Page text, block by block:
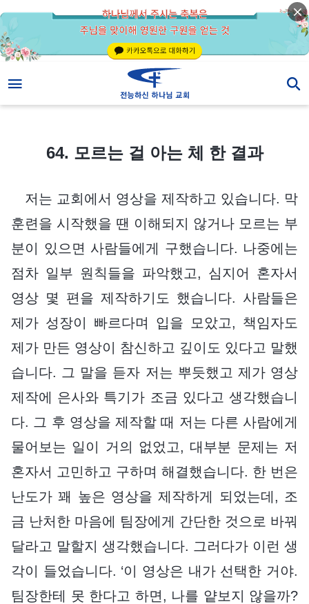
64. 모르는 걸 아는 체 한 결과
64. 모르는 걸 아는 체 한 결과
저는 교회에서 영상을 제작하고 있습니다. 막
훈련을 시작했을 땐 이해되지 않거나 모르는 부
분이 있으면 사람들에게 구했습니다. 나중에는
점차 일부 원칙들을 파악했고, 심지어 혼자서
영상 몇 편을 제작하기도 했습니다. 사람들은
제가 성장이 빠르다며 입을 모았고, 책임자도
제가 만든 영상이 참신하고 깊이도 있다고 말했
습니다. 그 말을 듣자 저는 뿌듯했고 제가 영상
제작에 은사와 특기가 조금 있다고 생각했습니
다. 그 후 영상을 제작할 때 저는 다른 사람에게
물어보는 일이 거의 없었고, 대부분 문제는 저
혼자서 고민하고 구하며 해결했습니다. 한 번은
난도가 꽤 높은 영상을 제작하게 되었는데, 조
금 난처한 마음에 팀장에게 간단한 것으로 바꿔
달라고 말할지 생각했습니다. 그러다가 이런 생
각이 들었습니다. ‘이 영상은 내가 선택한 거야.
팀장한테 못 한다고 하면, 나를 얕보지 않을까?